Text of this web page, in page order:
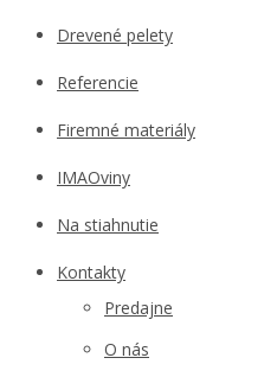
Drevené pelety
Referencie
Firemné materiály
IMAOviny
Na stiahnutie
Kontakty
Predajne
O nás